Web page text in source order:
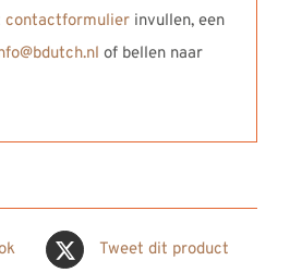
contactformulierinvullen, een
of bellen naar
Tweet dit product